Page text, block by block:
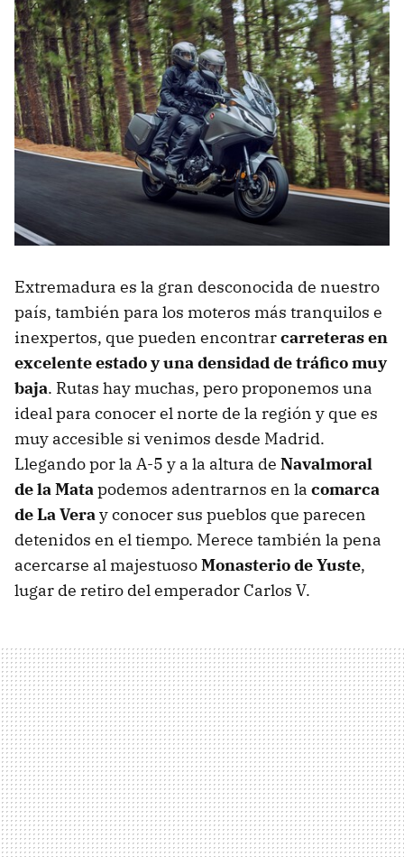
Extremadura es la gran desconocida de nuestro
país, también para los moteros más tranquilos e
inexpertos, que pueden encontrarcarreteras en
excelente estado y una densidad de tráfico muy
baja. Rutas hay muchas, pero proponemos una
ideal para conocer el norte de la región y que es
muy accesible si venimos desde Madrid.
Llegando por la A-5 y a la altura de Navalmoral
de la Matapodemos adentrarnos en la comarca
de La Veray conocer sus pueblos que parecen
detenidos en el tiempo. Merece también la pena
acercarse al majestuosoMonasterio de Yuste,
lugar de retiro del emperador Carlos V.